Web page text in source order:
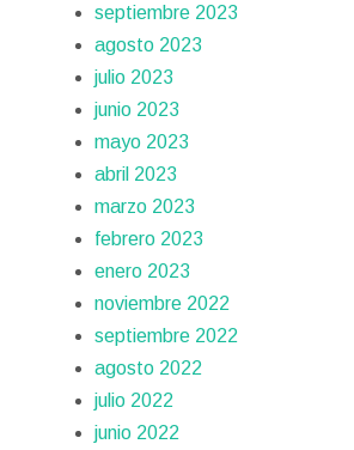
septiembre 2023
agosto 2023
julio 2023
junio 2023
mayo 2023
abril 2023
marzo 2023
febrero 2023
enero 2023
noviembre 2022
septiembre 2022
agosto 2022
julio 2022
junio 2022